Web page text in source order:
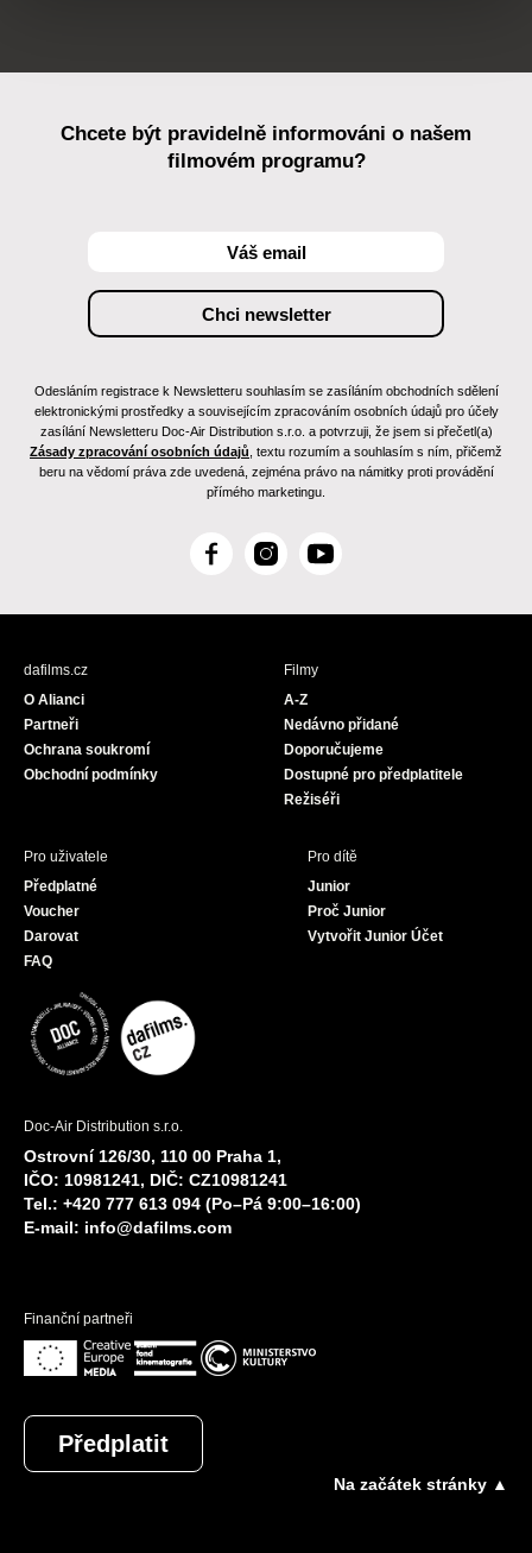
Chcete být pravidelně informováni o našem
filmovém programu?
Odesláním registrace k Newsletteru souhlasím se zasíláním obchodních sdělení
elektronickými prostředky a souvisejícím zpracováním osobních údajů pro účely
zasílání Newsletteru Doc-Air Distribution s.r.o. a potvrzuji, že jsem si přečetl(a)
Zásady zpracování osobních údajů , textu rozumím a souhlasím s ním, přičemž
beru na vědomí práva zde uvedená, zejména právo na námitky proti provádění
přímého marketingu.
F
c
I
s
Y
u
dafilms.cz
O Alianci
Partneři
Ochrana soukromí
Obchodní podmínky
Filmy
A-Z
Nedávno přidané
Doporučujeme
Dostupné pro předplatitele
Režiséři
Pro uživatele
Předplatné
Voucher
Darovat
FAQ
Pro dítě
Junior
Proč Junior
Vytvořit Junior Účet
Doc-Air Distribution s.r.o.
Ostrovní 126/30, 110 00 Praha 1,
IČO: 10981241, DIČ: CZ10981241
Tel.: +420 777 613 094 (Po–Pá 9:00–16:00)
E-mail: info@dafilms.com
Finanční partneři
Předplatit
Na začátek stránky ▲